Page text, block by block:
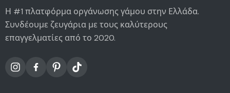
Η #1 πλατφόρμα οργάνωσης γάμου στην Ελλάδα.
Συνδέουμε ζευγάρια με τους καλύτερους
επαγγελματίες από το 2020.